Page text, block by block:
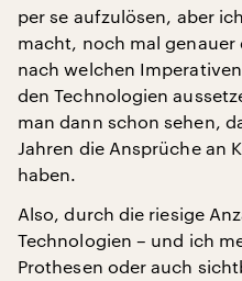
per se aufzulösen, aber
macht, noch mal
nach welchen
den Technologien
man dann schon sehen,
Jahren die Ansprüche an
haben.
Also, durch die riesige
Technologien – und ich
Prothesen oder auch